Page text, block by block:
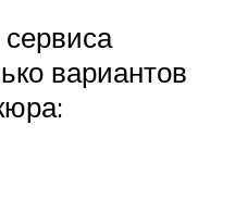
сервиса
вариантов